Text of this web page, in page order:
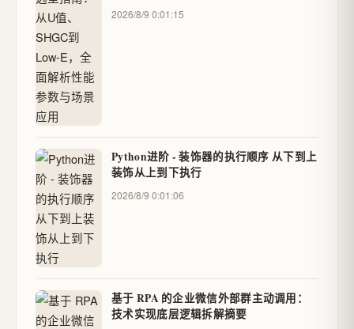
2026/8/9 0:01:15
Python进阶 - 装饰器的执行顺序 从下到上
装饰从上到下执行
2026/8/9 0:01:06
基于 RPA 的企业微信外部群主动调用：
技术实现底层逻辑拆解摘要